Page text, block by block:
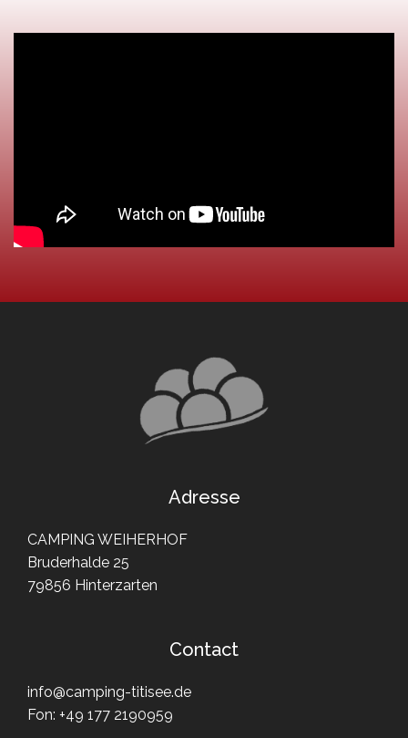
Adresse
CAMPING WEIHERHOF
Bruderhalde 25
79856 Hinterzarten
Contact
info@camping-titisee.de
Fon: +49 177 2190959